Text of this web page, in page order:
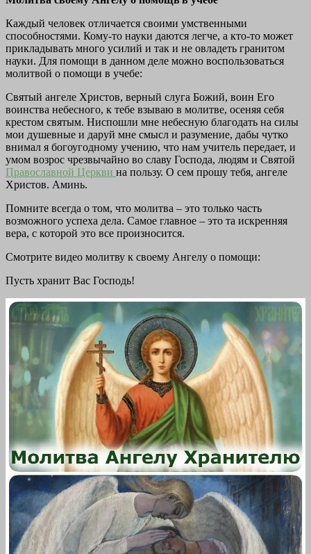
Каждый человек отличается своими умственными
способностями. Кому-то науки даются легче, а кто-то может
прикладывать много усилий и так и не овладеть гранитом
науки. Для помощи в данном деле можно воспользоваться
молитвой о помощи в учебе:
Святый ангеле Христов, верный слуга Божий, воин Его
воинства небесного, к тебе взываю в молитве, осеняя себя
крестом святым. Ниспошли мне небесную благодать на силы
мои душевные и даруй мне смысл и разумение, дабы чутко
внимал я богоугодному учению, что нам учитель передает, и
умом возрос чрезвычайно во славу Господа, людям и Святой
Православной Церкви на пользу. О сем прошу тебя, ангеле
Христов. Аминь.
Помните всегда о том, что молитва – это только часть
возможного успеха дела. Самое главное – это та искренняя
вера, с которой это все произносится.
Смотрите видео молитву к своему Ангелу о помощи:
Пусть хранит Вас Господь!